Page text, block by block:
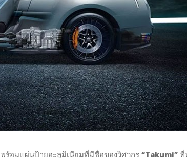
พร้อมแผ่นป้ายอะลูมิเนียมที่มีชื่อของวิศวกร “Takumi” ที่